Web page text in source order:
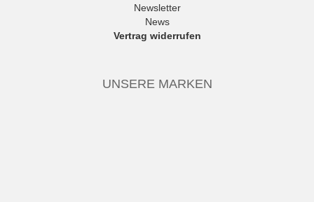
Newsletter
News
Vertrag widerrufen
UNSERE MARKEN